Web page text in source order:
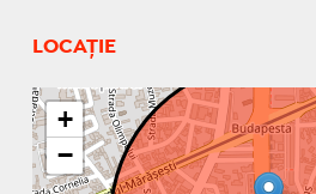
LOCAȚIE
+
−